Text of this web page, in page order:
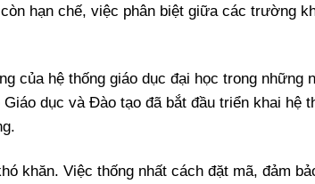
hạn chế, việc phân biệt giữa các trường
của hệ thống giáo dục đại học trong những
dục và Đào tạo đã bắt đầu triển khai hệ
khăn. Việc thống nhất cách đặt mã, đảm